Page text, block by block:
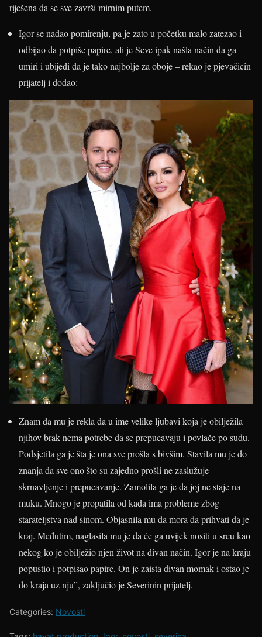
riješena da se sve završi mirnim putem.
Igor se nadao pomirenju, pa je zato u početku malo zatezao i
odbijao da potpiše papire, ali je Seve ipak našla način da ga
umiri i ubijedi da je tako najbolje za oboje – rekao je pjevačicin
prijatelj i dodao:
Znam da mu je rekla da u ime velike ljubavi koja je obilježila
njihov brak nema potrebe da se prepucavaju i povlače po sudu.
Podsjetila ga je šta je ona sve prošla s bivšim. Stavila mu je do
znanja da sve ono što su zajedno prošli ne zaslužuje
skrnavljenje i prepucavanje. Zamolila ga je da joj ne staje na
muku. Mnogo je propatila od kada ima probleme zbog
starateljstva nad sinom. Objasnila mu da mora da prihvati da je
kraj. Međutim, naglasila mu je da će ga uvijek nositi u srcu kao
nekog ko je obilježio njen život na divan način. Igor je na kraju
popustio i potpisao papire. On je zaista divan momak i ostao je
do kraja uz nju”, zaključio je Severinin prijatelj.
Categories: Novosti